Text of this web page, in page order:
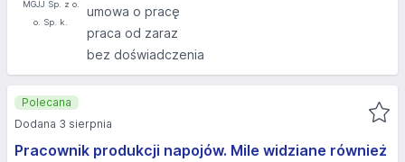
umowa o pracę
praca od zaraz
bez doświadczenia
Pracownik produkcji napojów. Mile widziane również
Polecana
Dodana 3 sierpnia